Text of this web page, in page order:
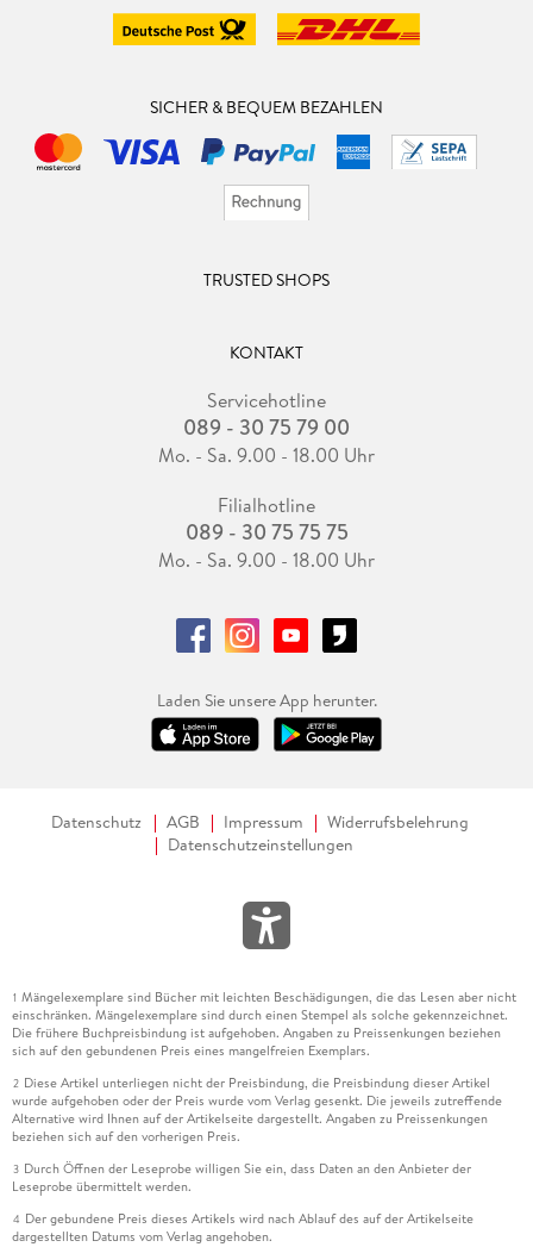
SICHER & BEQUEM BEZAHLEN
TRUSTED SHOPS
KONTAKT
Servicehotline
089 - 30 75 79 00
Mo. - Sa. 9.00 - 18.00 Uhr
Filialhotline
089 - 30 75 75 75
Mo. - Sa. 9.00 - 18.00 Uhr
Laden Sie unsere App herunter.
Datenschutz AGB Impressum
Widerrufsbelehrung
Datenschutzeinstellungen
1 Mängelexemplare sind Bücher mit leichten Beschädigungen, die das Lesen aber nicht
einschränken. Mängelexemplare sind durch einen Stempel als solche gekennzeichnet.
Die frühere Buchpreisbindung ist aufgehoben. Angaben zu Preissenkungen beziehen
sich auf den gebundenen Preis eines mangelfreien Exemplars.
2 Diese Artikel unterliegen nicht der Preisbindung, die Preisbindung dieser Artikel
wurde aufgehoben oder der Preis wurde vom Verlag gesenkt. Die jeweils zutreffende
Alternative wird Ihnen auf der Artikelseite dargestellt. Angaben zu Preissenkungen
beziehen sich auf den vorherigen Preis.
3 Durch Öffnen der Leseprobe willigen Sie ein, dass Daten an den Anbieter der
Leseprobe übermittelt werden.
4 Der gebundene Preis dieses Artikels wird nach Ablauf des auf der Artikelseite
dargestellten Datums vom Verlag angehoben.